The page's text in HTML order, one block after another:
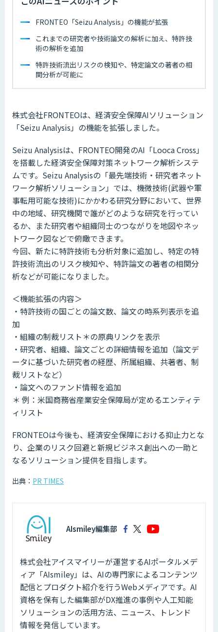
FRONTEO「Seizu Analysis」の機能が拡張
これまでの研究者や技術論文の解析に加え、特許技
術の解析を追加
特許技術流出リスクの検知や、特定論文の著者の相
関分析が可能に
株式会社FRONTEOは、経済安全保障AIソリューション
「Seizu Analysis」の機能を拡張しました。
Seizu Analysisは、FRONTEO開発のAI「Looca Cross」
を搭載した経済安全保障対策ネットワーク解析システ
ムです。Seizu Analysisの「最先端技術・研究者ネット
ワーク解析ソリューション」では、機微技術(武器や軍
事転用可能な技術)にかかわる研究分野において、世界
中の地域、研究機関で誰がどのような研究を行ってい
るか、また研究者や組織同士のつながりを地図やネッ
トワーク図などで俯瞰できます。
今回、新たに特許技術も分析対象に追加し、特定の特
許技術流出のリスク検知や、特許論文の著者の相関分
析などが可能になりました。
＜機能拡張の内容＞
・特許技術の国ごとの論文数、論文の時系列表示を追
加
・組織の制裁リスト＊の原典リンクを表示
・研究者、組織、論文ごとの詳細情報を追加（論文デ
ータに基づいた研究者の経歴、所属組織、共著者、制
裁リストなど）
・論文へのファンド情報を追加
＊ 例：米国商務省産業安全保障局が定めるエンティテ
ィリスト
FRONTEOは今後も、経済安全保障における抑止力とな
り、企業のリスク回避と新規ビジネス創出への一助と
なるソリューション提供を目指します。
出典： PR TIMES
AIsmiley編集部
株式会社アイスマイリーが運営するAIポータルメデ
ィア「AIsmiley」は、AIの専門家によるコンテンツ
配信とプロダクト紹介を行うWebメディアです。AI
資格を保有した編集部がDX推進の事例や人工知能
ソリューションの活用方法、ニュース、トレンド
情報を発信しています。